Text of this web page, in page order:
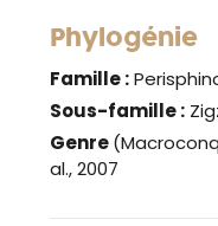
Phylogénie
Famille :
Sous-famille :
Genre
al., 2007